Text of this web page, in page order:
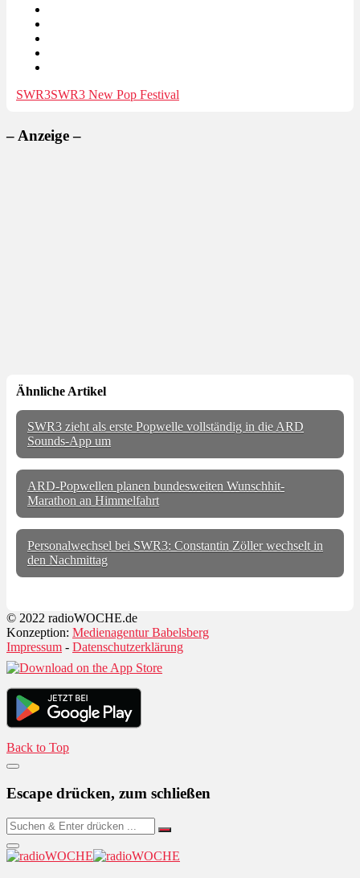
SWR3SWR3 New Pop Festival
– Anzeige –
Ähnliche Artikel
SWR3 zieht als erste Popwelle vollständig in die ARD
Sounds-App um
ARD-Popwellen planen bundesweiten Wunschhit-
Marathon an Himmelfahrt
Personalwechsel bei SWR3: Constantin Zöller wechselt in
den Nachmittag
© 2022 radioWOCHE.de
Konzeption: Medienagentur Babelsberg
Impressum - Datenschutzerklärung
Back to Top
Escape drücken, zum schließen